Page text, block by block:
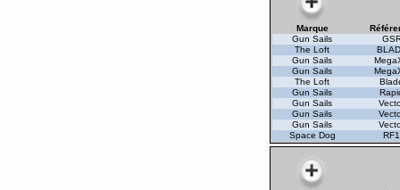
Marque
Gun Sails
The Loft
Gun Sails
Gun Sails
The Loft
Gun Sails
Gun Sails
Gun Sails
Gun Sails
Space Dog
RF1